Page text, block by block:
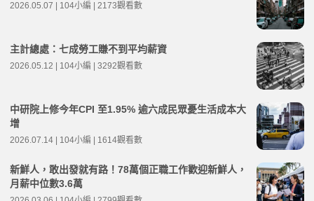
2026.05.07 | 104小編 | 2173觀看數
主計總處：七成勞工賺不到平均薪資
2026.05.12 | 104小編 | 3292觀看數
中研院上修今年CPI 至1.95% 逾六成民眾憂生活成本大
增
2026.07.14 | 104小編 | 1614觀看數
新鮮人，敢出發就有路！78萬個正職工作歡迎新鮮人，
月薪中位數3.6萬